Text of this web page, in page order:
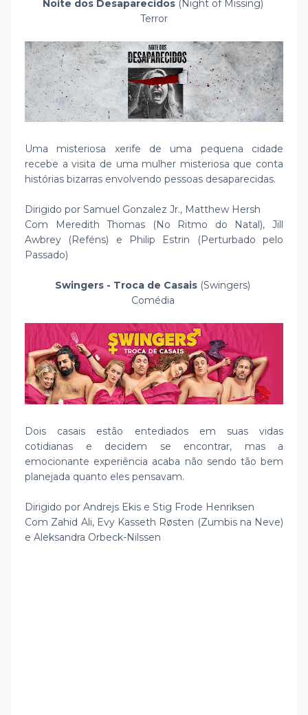
Noite dos Desaparecidos(Night of Missing)
Terror
Uma misteriosa xerife de uma pequena cidade
recebe a visita de uma mulher misteriosa que conta
histórias bizarras envolvendo pessoas desaparecidas.
Dirigido por Samuel Gonzalez Jr., Matthew Hersh
Com Meredith Thomas (No Ritmo do Natal), Jill
Awbrey (Reféns) e Philip Estrin (Perturbado pelo
Passado)
Swingers - Troca de Casais (Swingers)
Comédia
Dois casais estão entediados em suas vidas
cotidianas e decidem se encontrar, mas a
emocionante experiência acaba não sendo tão bem
planejada quanto eles pensavam.
Dirigido por Andrejs Ekis e Stig Frode Henriksen
Com Zahid Ali, Evy Kasseth Røsten (Zumbis na Neve)
e Aleksandra Orbeck-Nilssen